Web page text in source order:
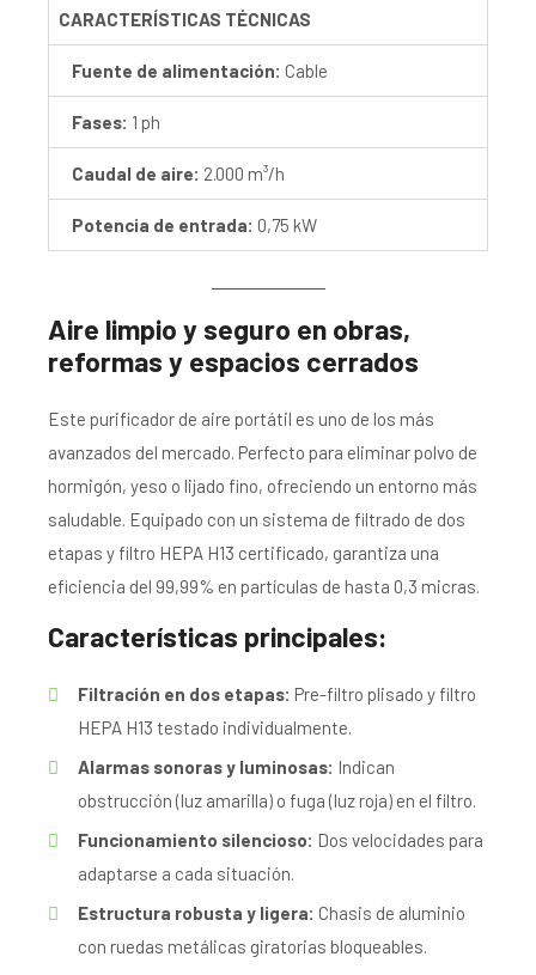
CARACTERÍSTICAS TÉCNICAS
Fuente de alimentación: Cable
Fases: 1 ph
Caudal de aire: 2.000 m³/h
Potencia de entrada: 0,75 kW
Aire limpio y seguro en obras,
reformas y espacios cerrados
Este purificador de aire portátil es uno de los más
avanzados del mercado. Perfecto para eliminar polvo de
hormigón, yeso o lijado fino, ofreciendo un entorno más
saludable. Equipado con un sistema de filtrado de dos
etapas y filtro HEPA H13 certificado, garantiza una
eficiencia del 99,99% en partículas de hasta 0,3 micras.
Características principales:
Filtración en dos etapas: Pre-filtro plisado y filtro
HEPA H13 testado individualmente.
Alarmas sonoras y luminosas: Indican
obstrucción (luz amarilla) o fuga (luz roja) en el filtro.
Funcionamiento silencioso: Dos velocidades para
adaptarse a cada situación.
Estructura robusta y ligera: Chasis de aluminio
con ruedas metálicas giratorias bloqueables.